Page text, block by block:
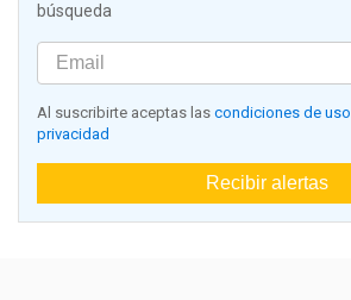
búsqueda
Al suscribirte aceptas las condiciones de uso
privacidad
Recibir alertas